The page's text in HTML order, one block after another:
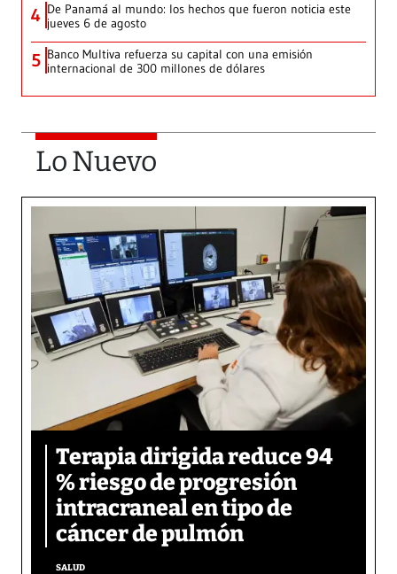
4 De Panamá al mundo: los hechos que fueron noticia este
jueves 6 de agosto
5 Banco Multiva refuerza su capital con una emisión
internacional de 300 millones de dólares
Lo Nuevo
Terapia dirigida reduce 94
% riesgo de progresión
intracraneal en tipo de
cáncer de pulmón
SALUD